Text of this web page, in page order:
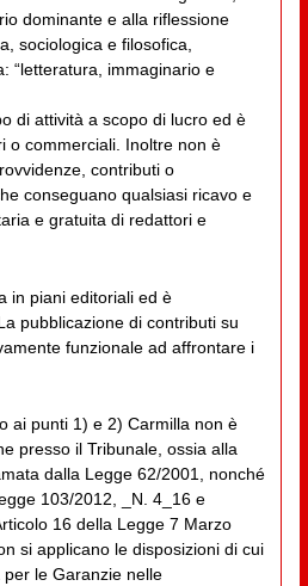
dominante e alla riflessione
sociologica e filosofica,
“letteratura, immaginario e
di attività a scopo di lucro ed è
o commerciali. Inoltre non è
contributi o
conseguano qualsiasi ricavo e
e gratuita di redattori e
in piani editoriali ed è
pubblicazione di contributi su
funzionale ad affrontare i
ai punti 1) e 2) Carmilla non è
presso il Tribunale, ossia alla
dalla Legge 62/2001, nonché
103/2012, _N. 4_16 e
16 della Legge 7 Marzo
si applicano le disposizioni di cui
le Garanzie nelle